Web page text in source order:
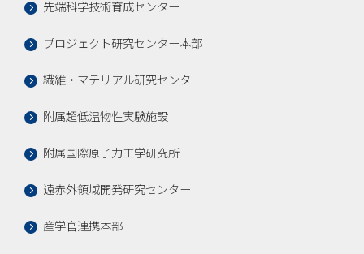
先端科学技術育成センター
プロジェクト研究センター本部
繊維・マテリアル研究センター
附属超低温物性実験施設
附属国際原子力工学研究所
遠赤外領域開発研究センター
産学官連携本部